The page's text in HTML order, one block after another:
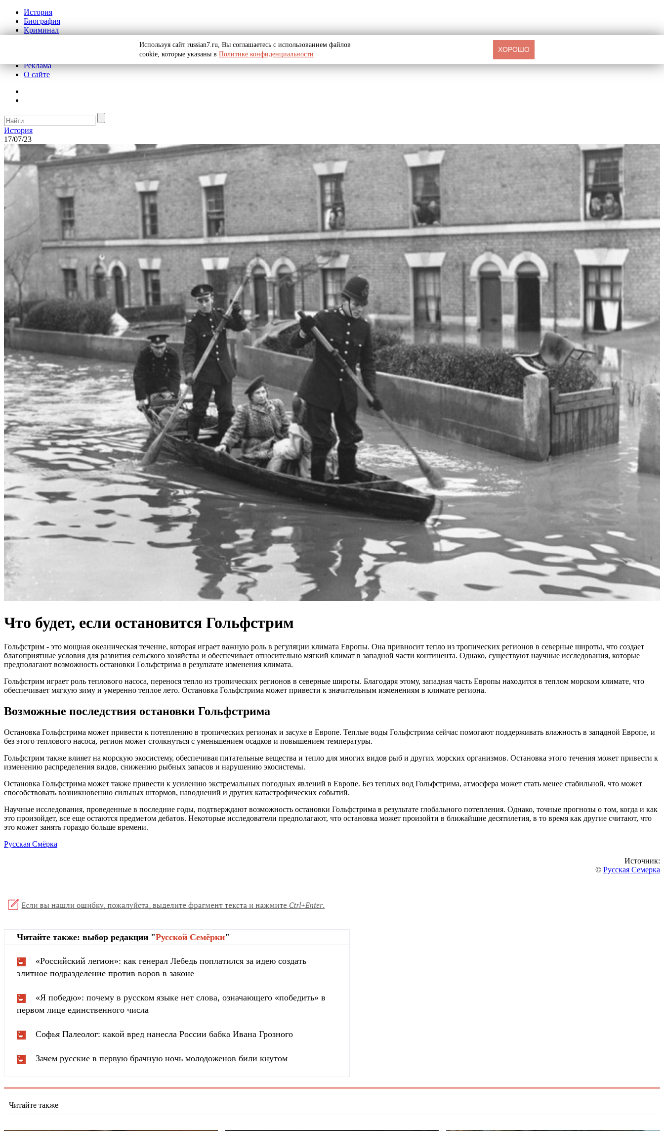
История
Биография
Криминал
Реклама
О сайте
История
17/07/23
Что будет, если остановится Гольфстрим
Гольфстрим - это мощная океаническая течение, которая играет важную роль в регуляции климата Европы. Она привносит тепло из тропических регионов в северные широты, что создает
благоприятные условия для развития сельского хозяйства и обеспечивает относительно мягкий климат в западной части континента. Однако, существуют научные исследования, которые
предполагают возможность остановки Гольфстрима в результате изменения климата.
Гольфстрим играет роль теплового насоса, перенося тепло из тропических регионов в северные широты. Благодаря этому, западная часть Европы находится в теплом морском климате, что
обеспечивает мягкую зиму и умеренно теплое лето. Остановка Гольфстрима может привести к значительным изменениям в климате региона.
Возможные последствия остановки Гольфстрима
Остановка Гольфстрима может привести к потеплению в тропических регионах и засухе в Европе. Теплые воды Гольфстрима сейчас помогают поддерживать влажность в западной Европе, и
без этого теплового насоса, регион может столкнуться с уменьшением осадков и повышением температуры.
Гольфстрим также влияет на морскую экосистему, обеспечивая питательные вещества и тепло для многих видов рыб и других морских организмов. Остановка этого течения может привести к
изменению распределения видов, снижению рыбных запасов и нарушению экосистемы.
Остановка Гольфстрима может также привести к усилению экстремальных погодных явлений в Европе. Без теплых вод Гольфстрима, атмосфера может стать менее стабильной, что может
способствовать возникновению сильных штормов, наводнений и других катастрофических событий.
Научные исследования, проведенные в последние годы, подтверждают возможность остановки Гольфстрима в результате глобального потепления. Однако, точные прогнозы о том, когда и как
это произойдет, все еще остаются предметом дебатов. Некоторые исследователи предполагают, что остановка может произойти в ближайшие десятилетия, в то время как другие считают, что
это может занять гораздо больше времени.
Русская Смёрка
Источник:
© Русская Семерка
Читайте также: выбор редакции "Русской Cемёрки"
«Российский легион»: как генерал Лебедь поплатился за идею создать
элитное подразделение против воров в законе
«Я победю»: почему в русском языке нет слова, означающего «победить» в
первом лице единственного числа
Софья Палеолог: какой вред нанесла России бабка Ивана Грозного
Зачем русские в первую брачную ночь молодоженов били кнутом
Читайте также
Используя сайт russian7.ru, Вы соглашаетесь с использованием файлов
cookie, которые указаны в Политике конфиденциальности
ХОРОШО